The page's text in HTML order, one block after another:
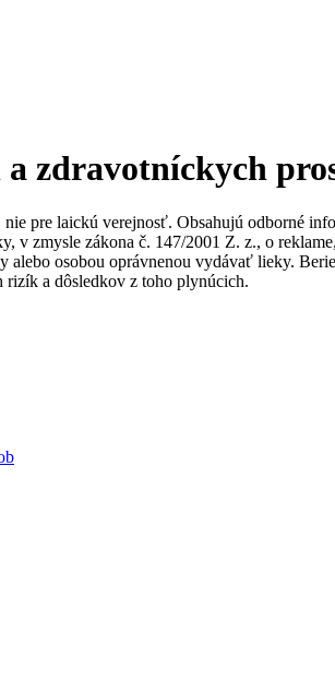
zdravotníckych
pre laickú verejnosť. Obsahujú odborné
zmysle zákona č. 147/2001 Z. z., o
osobou oprávnenou vydávať lieky.
rizík a dôsledkov z toho plynúcich.